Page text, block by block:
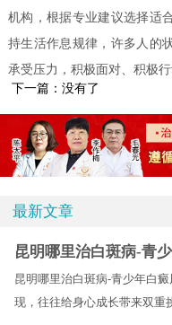
机构，根据专业建议选择适
持生活作息规律，许多人的
承受压力，积极面对、积极
下一篇：没有了
最新文章
昆明哪里治白斑病-青
昆明哪里治白斑病-青少年白
现，往往给身心成长带来双重